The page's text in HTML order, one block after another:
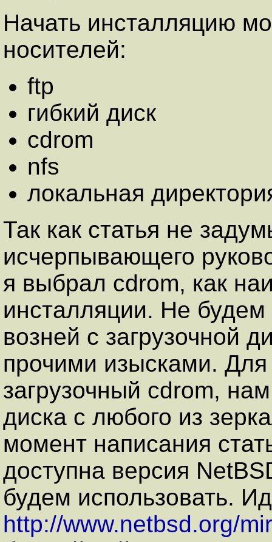
Начать инсталляцию
носителей:
ftp
гибкий диск
cdrom
nfs
локальная
Так как статья не
исчерпывающего
я выбрал cdrom, как
инсталляции. Не
возней с загрузочной
прочими изысками. Для
загрузочный cdrom,
диска с любого из
момент написания
доступна версия
будем использовать.
http://www.netbsd.org/